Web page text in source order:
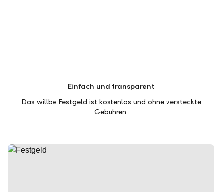
Einfach und transparent
Das willbe Festgeld ist kostenlos und ohne versteckte
Gebühren.